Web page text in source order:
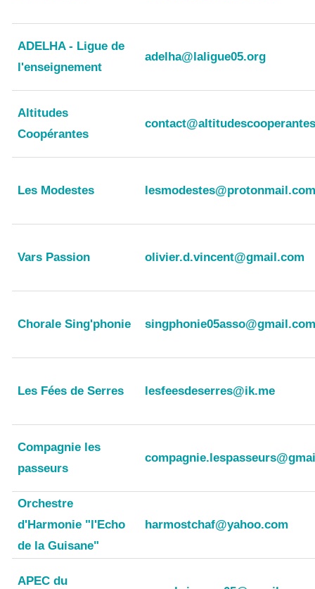
ADELHA - Ligue de
l'enseignement
adelha@laligue05.org
Altitudes
Coopérantes
Les Modestes lesmodestes@protonmail.com
Vars Passion olivier.d.vincent@gmail.com
Chorale Sing'phonie singphonie05asso@gmail.com
Les Fées de Serres lesfeesdeserres@ik.me
Compagnie les
passeurs
Orchestre
d'Harmonie "l'Echo
de la Guisane"
harmostchaf@yahoo.com
APEC du